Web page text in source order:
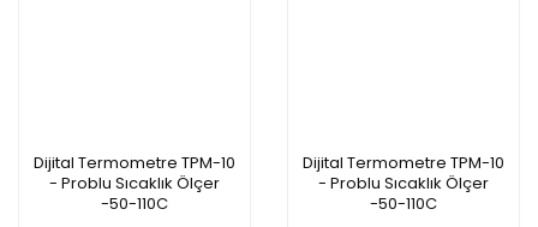
Dijital Termometre TPM-10
- Problu Sıcaklık Ölçer
-50-110C
Dijital Termometre TPM-10
- Problu Sıcaklık Ölçer
-50-110C